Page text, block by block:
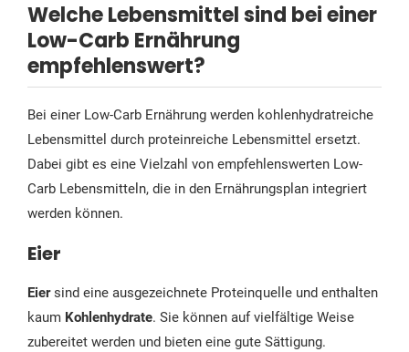
Welche Lebensmittel sind bei einer
Low-Carb Ernährung
empfehlenswert?
Bei einer Low-Carb Ernährung werden kohlenhydratreiche
Lebensmittel durch proteinreiche Lebensmittel ersetzt.
Dabei gibt es eine Vielzahl von empfehlenswerten Low-
Carb Lebensmitteln, die in den Ernährungsplan integriert
werden können.
Eier
Eiersind eine ausgezeichnete Proteinquelle und enthalten
kaum Kohlenhydrate. Sie können auf vielfältige Weise
zubereitet werden und bieten eine gute Sättigung.